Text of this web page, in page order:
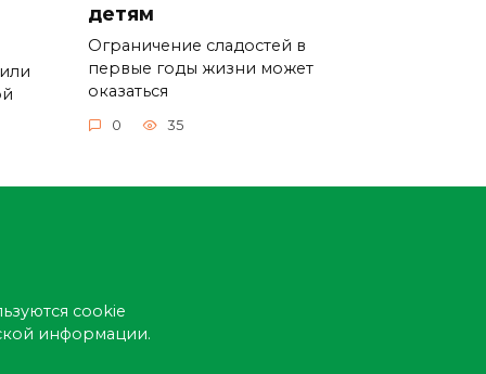
детям
Ограничение сладостей в
первые годы жизни может
оказаться
0 35
cookie
информации.